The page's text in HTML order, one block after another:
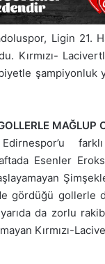
Ligin 21.
Kırmızı-
MAĞLUP
Esenler
gördüğü gollerle
da zorlu
Kırmızı-